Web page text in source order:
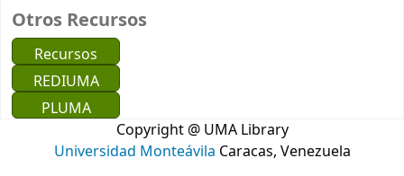
Otros Recursos
Recursos
REDIUMA
PLUMA
Copyright @ UMA Library
Universidad Monteávila Caracas, Venezuela